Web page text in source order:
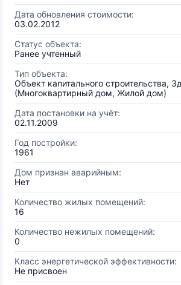
Дата обновления стоимости:
03.02.2012
Статус объекта:
Ранее учтенный
Тип объекта:
Объект капитального строительства,
(Многоквартирный дом, Жилой дом)
Дата постановки на учёт:
02.11.2009
Год постройки:
1961
Дом признан аварийным:
Нет
Количество жилых помещений:
16
Количество нежилых помещений:
0
Класс энергетической эффективности:
Не присвоен